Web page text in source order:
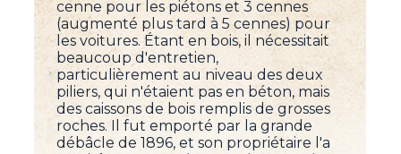
cenne pour les piétons et 3 cennes
(augmenté plus tard à 5 cennes) pour
les voitures. Étant en bois, il nécessitait
beaucoup d'entretien,
particulièrement au niveau des deux
piliers, qui n'étaient pas en béton, mais
des caissons de bois remplis de grosses
roches. Il fut emporté par la grande
débâcle de 1896, et son propriétaire l'a